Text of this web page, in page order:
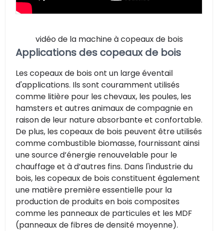
vidéo de la machine à copeaux de bois
Applications des copeaux de bois
Les copeaux de bois ont un large éventail
d'applications. Ils sont couramment utilisés
comme litière pour les chevaux, les poules, les
hamsters et autres animaux de compagnie en
raison de leur nature absorbante et confortable.
De plus, les copeaux de bois peuvent être utilisés
comme combustible biomasse, fournissant ainsi
une source d’énergie renouvelable pour le
chauffage et à d’autres fins. Dans l'industrie du
bois, les copeaux de bois constituent également
une matière première essentielle pour la
production de produits en bois composites
comme les panneaux de particules et les MDF
(panneaux de fibres de densité moyenne).